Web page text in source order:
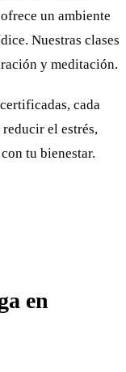
un ambiente
Nuestras clases
y meditación.
cada
el estrés,
tu bienestar.
en